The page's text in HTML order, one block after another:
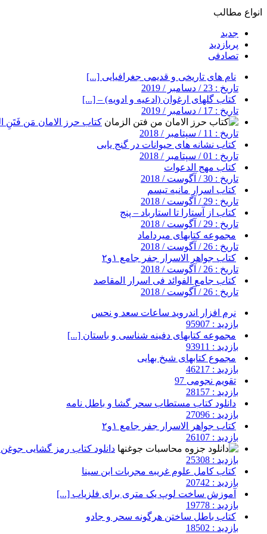
انواع مطالب
جدید
پربازدید
تصادفی
نام های تاریخی و قدیمی جغرافیایی [...]
تاریخ : 23 / دسامبر / 2019
کتاب گلهای ارغوان (ادعیه و ادویه) – [...]
تاریخ : 17 / دسامبر / 2019
کتاب حرز الامان مَن فَتَنِ
تاریخ : 11 / سپتامبر / 2018
کتاب نشانه های حیوانات در گنج یابی
تاریخ : 01 / سپتامبر / 2018
کتاب مهج الدعوات
تاریخ : 30 / آگوست / 2018
کتاب اسرار مانیه تیسم
تاریخ : 29 / آگوست / 2018
کتاب از آستارا تا استارباد – پنج
تاریخ : 29 / آگوست / 2018
مجموعه کتابهای میرداماد
تاریخ : 26 / آگوست / 2018
کتاب جواهر الاسرار جفر جامع ۱و۲
تاریخ : 26 / آگوست / 2018
کتاب جامع الفوائد فی اسرار المقاصد
تاریخ : 26 / آگوست / 2018
نرم افزار اندروید ساعات سعد و نحس
بازدید : 95907
مجموعه کتابهای دفینه شناسی و باستان [...]
بازدید : 93911
مجموع کتابهای شیخ بهایی
بازدید : 46217
تقویم نجومی 97
بازدید : 28157
دانلود کتاب مستطاب سحر گشا و باطل نامه
بازدید : 27096
کتاب جواهر الاسرار جفر جامع ۱و۲
بازدید : 26107
دانلود کتاب رمز گشایی
بازدید : 25308
کتاب کامل علوم غریبه مجربات ابن سینا
بازدید : 20742
آموزش ساخت لوپ یک متری برای فلزیاب [...]
بازدید : 19778
کتاب باطل ساختن هرگونه سحر و جادو
بازدید : 18502